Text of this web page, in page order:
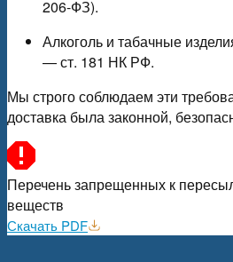
206-ФЗ).
Алкоголь и табачные
— ст. 181 НК РФ.
Мы строго соблюдаем эти
доставка была законной,
Перечень запрещенных к
веществ
Скачать PDF